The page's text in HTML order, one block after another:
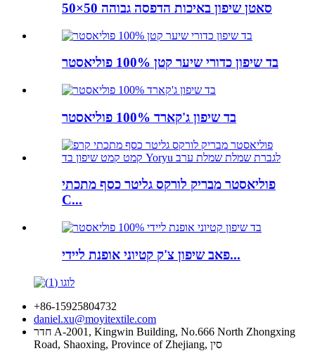
סאטן שיפון באיכות הדפסה גבוהה 50×50
בד שיפון כדורי שיער קטן 100% פוליאסטר
בד שיפון ג'קארד 100% פוליאסטר
פוליאסטר מבריק לורקס גליטר כסף מתכתי
C...
פאב שיפון צ'ק קטיוני אופנת ליידי...
+86-15925804732
daniel.xu@moyitextile.com
חדר A-2001, Kingwin Building, No.666 North Zhongxing
Road, Shaoxing, Province of Zhejiang, סין